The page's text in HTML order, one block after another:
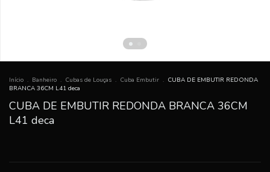
Início . Banheiro . Cubas de Louças . Cuba Embutir . CUBA DE EMBUTIR REDONDA
BRANCA 36CM L41 deca
CUBA DE EMBUTIR REDONDA BRANCA 36CM
L41 deca